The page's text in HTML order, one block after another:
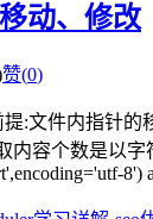
动、修改
赞(0)
:文件内指针的
内容个数是以字
8')